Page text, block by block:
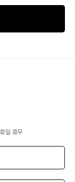
일 휴무